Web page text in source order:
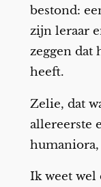
bestond:
zijn leraar
zeggen dat
heeft.
Zelie, dat
allereerste
humaniora,
Ik weet wel